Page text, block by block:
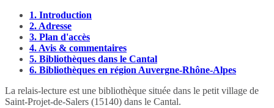
1. Introduction
2. Adresse
3. Plan d'accès
4. Avis & commentaires
5. Bibliothèques dans le Cantal
6. Bibliothèques en région Auvergne-Rhône-Alpes
La relais-lecture est une bibliothèque située dans le petit village de
Saint-Projet-de-Salers (15140) dans le Cantal.